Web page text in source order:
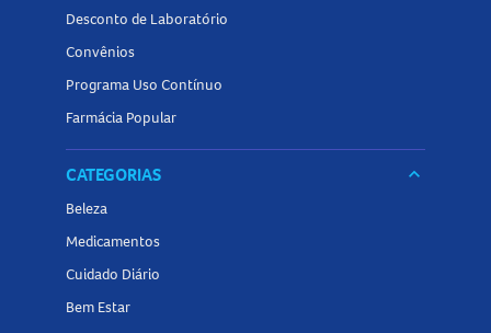
Desconto de Laboratório
Convênios
Programa Uso Contínuo
Farmácia Popular
CATEGORIAS keyboard_arrow_down
Beleza
Medicamentos
Cuidado Diário
Bem Estar